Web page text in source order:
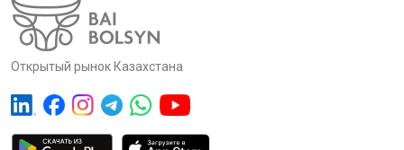
Открытый рынок Казахстана